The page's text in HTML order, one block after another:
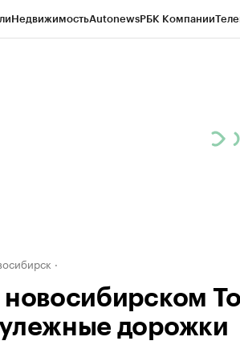
НедвижимостьAutonewsРБК Компании
новосибирском
дорожки